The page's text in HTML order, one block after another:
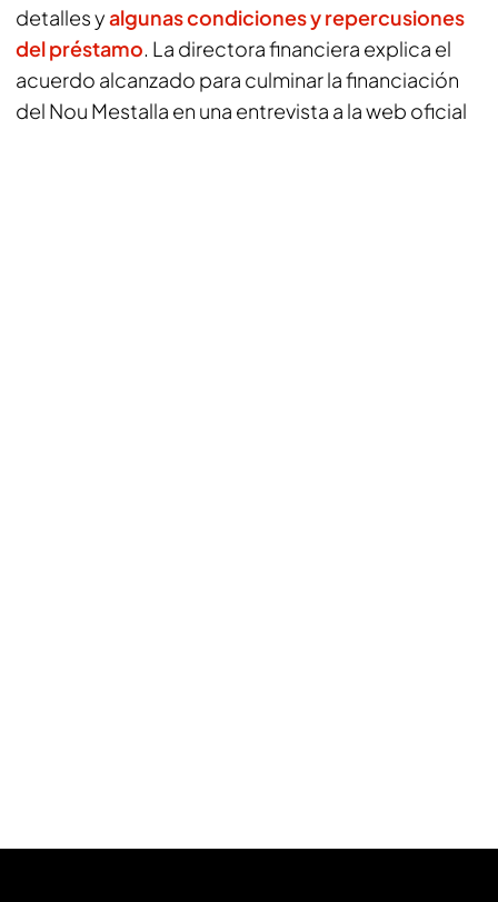
detalles yalgunas condiciones y repercusiones
del préstamo. La directora financiera explica el
acuerdo alcanzado para culminar la financiación
del Nou Mestalla en una entrevista a la web oficial